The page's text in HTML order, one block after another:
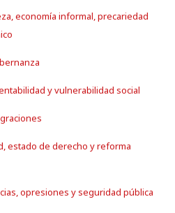
economía informal, precariedad
y vulnerabilidad social
estado de derecho y reforma
opresiones y seguridad pública